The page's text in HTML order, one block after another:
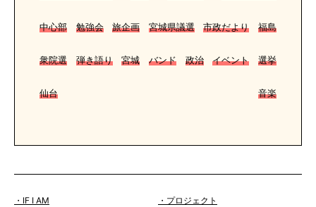
中心部 勉強会 旅企画 宮城県議選 市政だより 福島
衆院選 弾き語り 宮城 バンド 政治 イベント 選挙
仙台 音楽
・IF I AM ・プロジェクト